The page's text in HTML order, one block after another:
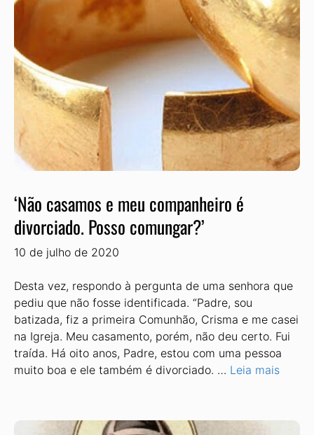
‘Não casamos e meu companheiro é
divorciado. Posso comungar?’
10 de julho de 2020
Desta vez, respondo à pergunta de uma senhora que
pediu que não fosse identificada. “Padre, sou
batizada, fiz a primeira Comunhão, Crisma e me casei
na Igreja. Meu casamento, porém, não deu certo. Fui
traída. Há oito anos, Padre, estou com uma pessoa
muito boa e ele também é divorciado. … Leia mais